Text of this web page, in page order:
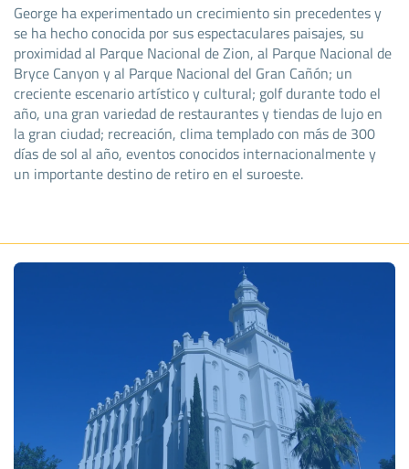
George ha experimentado un crecimiento sin precedentes y
se ha hecho conocida por sus espectaculares paisajes, su
proximidad al Parque Nacional de Zion, al Parque Nacional de
Bryce Canyon y al Parque Nacional del Gran Cañón; un
creciente escenario artístico y cultural; golf durante todo el
año, una gran variedad de restaurantes y tiendas de lujo en
la gran ciudad; recreación, clima templado con más de 300
días de sol al año, eventos conocidos internacionalmente y
un importante destino de retiro en el suroeste.